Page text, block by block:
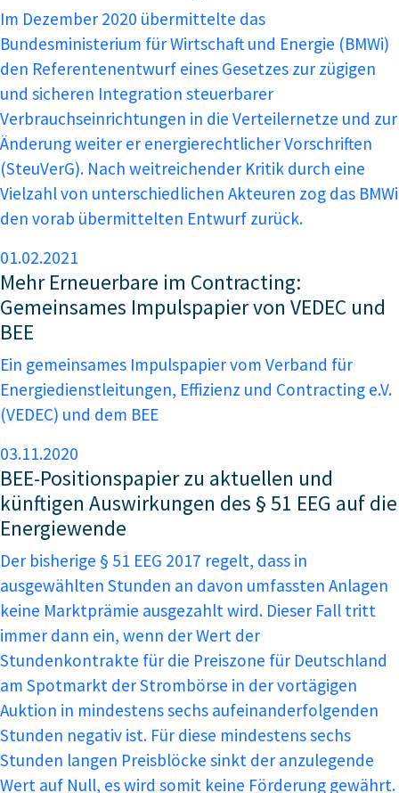
Im Dezember 2020 übermittelte das
Bundesministerium für Wirtschaft und Energie (BMWi)
den Referentenentwurf eines Gesetzes zur zügigen
und sicheren Integration steuerbarer
Verbrauchseinrichtungen in die Verteilernetze und zur
Änderung weiter er energierechtlicher Vorschriften
(SteuVerG). Nach weitreichender Kritik durch eine
Vielzahl von unterschiedlichen Akteuren zog das BMWi
den vorab übermittelten Entwurf zurück.
01.02.2021
Mehr Erneuerbare im Contracting:
Gemeinsames Impulspapier von VEDEC und
BEE
Ein gemeinsames Impulspapier vom Verband für
Energiedienstleitungen, Effizienz und Contracting e.V.
(VEDEC) und dem BEE
03.11.2020
BEE-Positionspapier zu aktuellen und
künftigen Auswirkungen des § 51 EEG auf die
Energiewende
Der bisherige § 51 EEG 2017 regelt, dass in
ausgewählten Stunden an davon umfassten Anlagen
keine Marktprämie ausgezahlt wird. Dieser Fall tritt
immer dann ein, wenn der Wert der
Stundenkontrakte für die Preiszone für Deutschland
am Spotmarkt der Strombörse in der vortägigen
Auktion in mindestens sechs aufeinanderfolgenden
Stunden negativ ist. Für diese mindestens sechs
Stunden langen Preisblöcke sinkt der anzulegende
Wert auf Null, es wird somit keine Förderung gewährt.